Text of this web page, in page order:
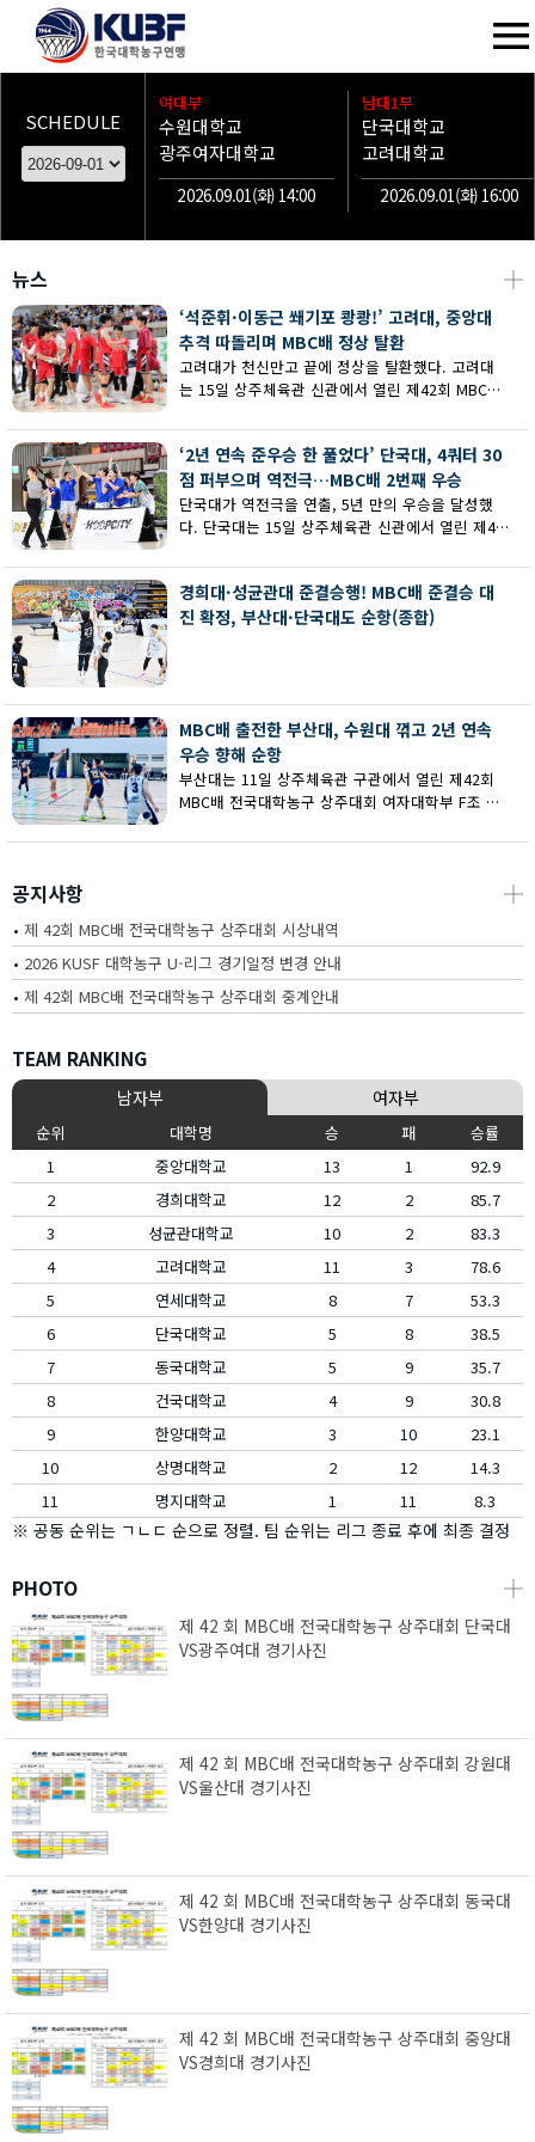
SCHEDULE
여대부
수원대학교
광주여자대학교
2026.09.01(화) 14:00
남대1부
단국대학교
고려대학교
2026.09.01(화) 16:00
뉴스 ┼
‘석준휘·이동근 쐐기포 쾅쾅!’ 고려대, 중앙대
추격 따돌리며 MBC배 정상 탈환
고려대가 천신만고 끝에 정상을 탈환했다. 고려대
는 15일 상주체육관 신관에서 열린 제42회 MBC배
추격을 따돌리며 73-62로 승리했다.
‘2년 연속 준우승 한 풀었다’ 단국대, 4쿼터 30
점 퍼부으며 역전극…MBC배 2번째 우승
단국대가 역전극을 연출, 5년 만의 우승을 달성했
다. 단국대는 15일 상주체육관 신관에서 열린 제42
서 부산대에 73-67로 역전승했다.
경희대·성균관대 준결승행! MBC배 준결승 대
진 확정, 부산대·단국대도 순항(종합)
MBC배 출전한 부산대, 수원대 꺾고 2년 연속
우승 향해 순항
부산대는 11일 상주체육관 구관에서 열린 제42회
MBC배 전국대학농구 상주대회 여자대학부 F조 예
공지사항 ┼
• 제 42회 MBC배 전국대학농구 상주대회 시상내역
• 2026 KUSF 대학농구 U-리그 경기일정 변경 안내
• 제 42회 MBC배 전국대학농구 상주대회 중계안내
TEAM RANKING
남자부 여자부
순위 대학명 승 패
승률
1
중앙대학교 13 1
92.9
2
경희대학교 12 2
85.7
3
성균관대학교 10 2
83.3
4
고려대학교 11 3
78.6
5
연세대학교 8 7
53.3
6
단국대학교 5 8
38.5
7
동국대학교 5 9
35.7
8
건국대학교 4 9
30.8
9
한양대학교 3 10
23.1
10
상명대학교 2 12
14.3
11
명지대학교 1 11 8.3
※ 공동 순위는 ㄱㄴㄷ 순으로 정렬. 팀 순위는 리그 종료 후에 최종 결정
PHOTO ┼
제 42 회 MBC배 전국대학농구 상주대회 단국대
VS광주여대 경기사진
제 42 회 MBC배 전국대학농구 상주대회 강원대
VS울산대 경기사진
제 42 회 MBC배 전국대학농구 상주대회 동국대
VS한양대 경기사진
제 42 회 MBC배 전국대학농구 상주대회 중앙대
VS경희대 경기사진